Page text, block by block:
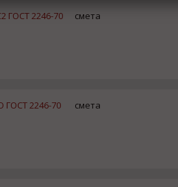
ГОСТ 2246-70 смета
2246-70 смета